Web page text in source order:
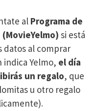
al Programa de
si está
datos al comprar
indica Yelmo, el día
un regalo, que
u otro regalo
.